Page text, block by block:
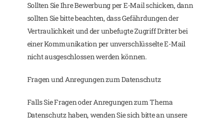
Sollten Sie Ihre Bewerbung per E-Mail schicken, dann
sollten Sie bitte beachten, dass Gefährdungen der
Vertraulichkeit und der unbefugte Zugriff Dritter bei
einer Kommunikation per unverschlüsselte E-Mail
nicht ausgeschlossen werden können.
Fragen und Anregungen zum Datenschutz
Falls Sie Fragen oder Anregungen zum Thema
Datenschutz haben, wenden Sie sich bitte an unsere